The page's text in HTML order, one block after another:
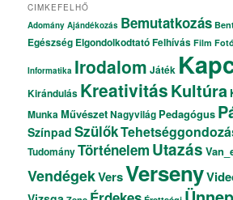
CIMKEFELHŐ
Adomány Ajándékozás Bemutatkozás
Egészség ElgondolkodtatóFelhívás Film
Informatika Irodalom Játék
Kirándulás KreativitásKultúra
MunkaMűvészetNagyvilág Pedagógus
Színpad Szülők
TudományTörténelem Utazás
VendégekVersVerseny